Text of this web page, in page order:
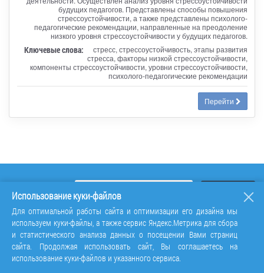
будущих педагогов. Представлены способы повышения
стрессоустойчивости, а также представлены психолого-
педагогические рекомендации, направленные на преодоление
низкого уровня стрессоустойчивости у будущих педагогов.
Ключевые слова:
стресс, стрессоустойчивость, этапы развития
стресса, факторы низкой стрессоустойчивости,
компоненты стрессоустойчивости, уровни стрессоустойчивости,
психолого-педагогические рекомендации
Перейти
Использование куки-файлов
Для оптимальной работы сайта и оптимизации его дизайна мы
используем куки-файлы, а также сервис Яндекс.Метрика для сбора
и статистического анализа данных о посещении Вами страниц
сайта. Продолжая использовать сайт, Вы соглашаетесь на
использование куки-файлов и указанного сервиса.